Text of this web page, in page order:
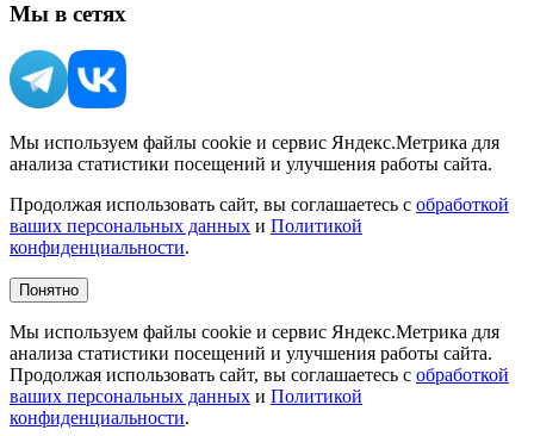
Мы в сетях
Мы используем файлы cookie и сервис Яндекс.Метрика для
анализа статистики посещений и улучшения работы сайта.
Продолжая использовать сайт, вы соглашаетесь с обработкой
ваших персональных данных и Политикой
конфиденциальности.
Понятно
Мы используем файлы cookie и сервис Яндекс.Метрика для
анализа статистики посещений и улучшения работы сайта.
Продолжая использовать сайт, вы соглашаетесь с обработкой
ваших персональных данных и Политикой
конфиденциальности.